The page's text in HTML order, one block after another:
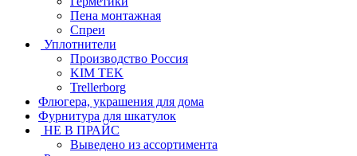
Пена монтажная
Спреи
Уплотнители
Производство Россия
KIM TEK
Trellerborg
Флюгера, украшения для дома
Фурнитура для шкатулок
НЕ В ПРАЙС
Выведено из ассортимента